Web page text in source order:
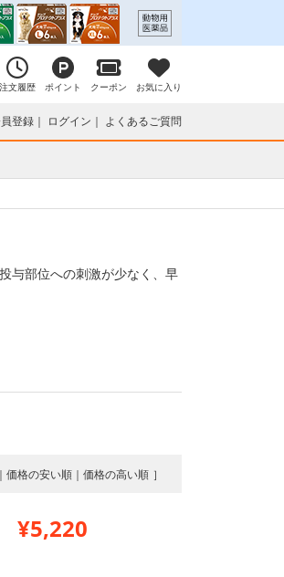
注文履歴 ポイント クーポン お気に入り
登録 ログイン よくあるご質問
与部位への刺激が少なく、早
価格の安い順 価格の高い順
¥5,220